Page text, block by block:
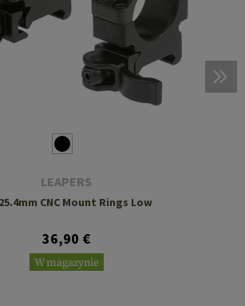
LEAPERS
CNC Mount Rings Low
36,90 €
W magazynie